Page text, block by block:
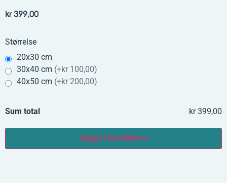
kr399,00
Størrelse
20x30 cm
30x40 cm (+kr 100,00)
40x50 cm (+kr 200,00)
Sum total kr 399,00
Legg i handlekurv